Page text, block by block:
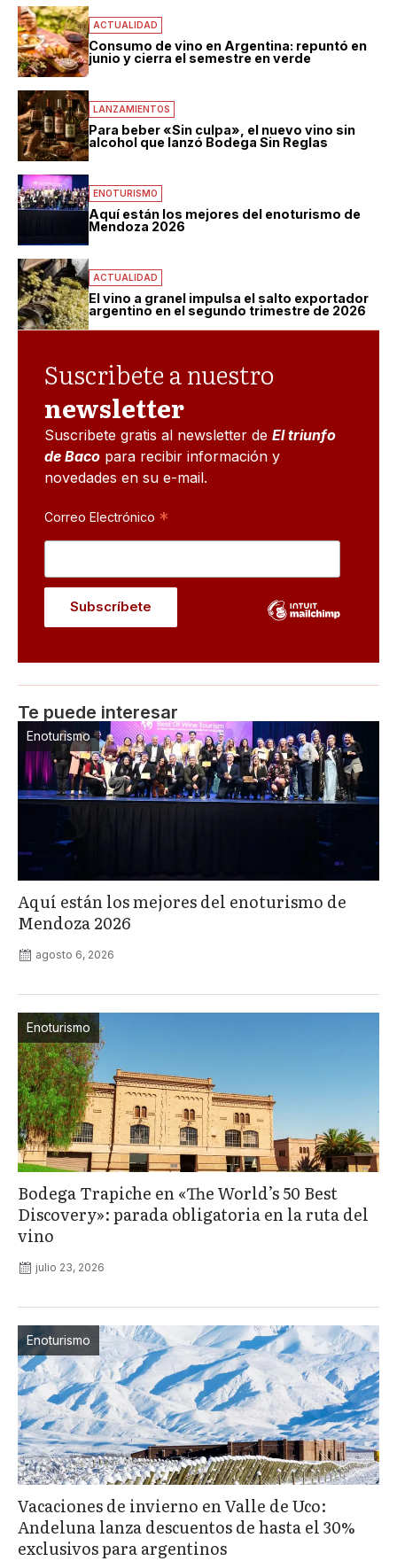
ACTUALIDAD
Consumo de vino en Argentina: repuntó en
junio y cierra el semestre en verde
LANZAMIENTOS
Para beber «Sin culpa», el nuevo vino sin
alcohol que lanzó Bodega Sin Reglas
ENOTURISMO
Aquí están los mejores del enoturismo de
Mendoza 2026
ACTUALIDAD
El vino a granel impulsa el salto exportador
argentino en el segundo trimestre de 2026
Suscribete a nuestro
newsletter
Suscribete gratis al newsletter de El triunfo
de Baco para recibir información y
novedades en su e-mail.
Correo Electrónico *
Te puede interesar
Enoturismo
Aquí están los mejores del enoturismo de
Mendoza 2026
agosto 6, 2026
Enoturismo
Bodega Trapiche en «The World’s 50 Best
Discovery»: parada obligatoria en la ruta del
vino
julio 23, 2026
Enoturismo
Vacaciones de invierno en Valle de Uco:
Andeluna lanza descuentos de hasta el 30%
exclusivos para argentinos